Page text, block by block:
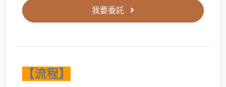
我要委託
【流程】